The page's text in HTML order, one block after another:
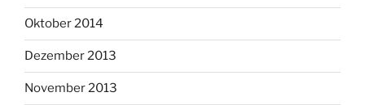
Oktober 2014
Dezember 2013
November 2013